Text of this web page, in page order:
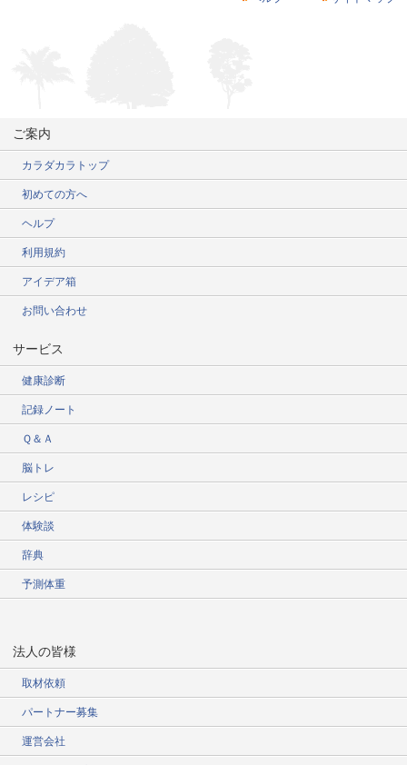
ご案内
カラダカラトップ
初めての方へ
ヘルプ
利用規約
アイデア箱
お問い合わせ
サービス
健康診断
記録ノート
Ｑ＆Ａ
脳トレ
レシピ
体験談
辞典
予測体重
法人の皆様
取材依頼
パートナー募集
運営会社